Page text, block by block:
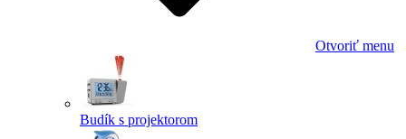
Otvoriť menu
Budík s projektorom